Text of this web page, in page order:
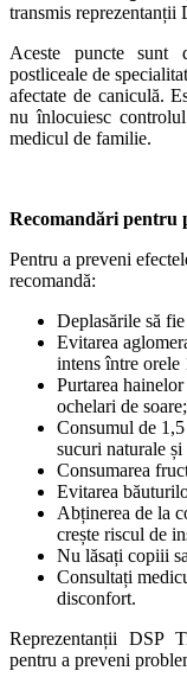
transmis reprezentanții
Aceste puncte sunt
postliceale de
afectate de caniculă.
nu înlocuiesc
medicul de familie.
Recomandări pentru
Pentru a preveni
recomandă:
Deplasările să
Evitarea
intens între orele
Purtarea
ochelari de soare;
Consumul de
sucuri naturale
Consumarea
Evitarea
Abținerea de la
crește riscul de
Nu lăsați copiii
Consultați
disconfort.
Reprezentanții DSP
pentru a preveni